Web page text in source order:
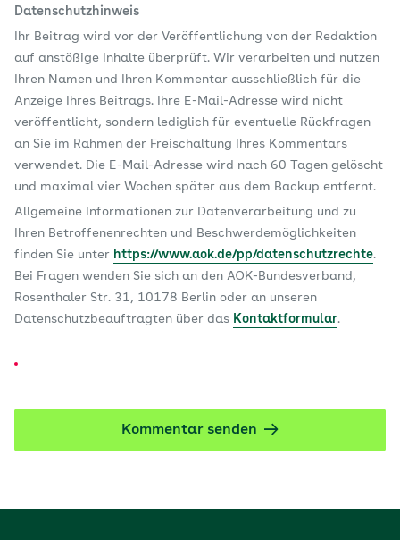
Datenschutzhinweis
Ihr Beitrag wird vor der Veröffentlichung von der Redaktion
auf anstößige Inhalte überprüft. Wir verarbeiten und nutzen
Ihren Namen und Ihren Kommentar ausschließlich für die
Anzeige Ihres Beitrags. Ihre E-Mail-Adresse wird nicht
veröffentlicht, sondern lediglich für eventuelle Rückfragen
an Sie im Rahmen der Freischaltung Ihres Kommentars
verwendet. Die E-Mail-Adresse wird nach 60 Tagen gelöscht
und maximal vier Wochen später aus dem Backup entfernt.
Allgemeine Informationen zur Datenverarbeitung und zu
Ihren Betroffenenrechten und Beschwerdemöglichkeiten
finden Sie unter https://www.aok.de/pp/datenschutzrechte.
Bei Fragen wenden Sie sich an den AOK-Bundesverband,
Rosenthaler Str. 31, 10178 Berlin oder an unseren
Datenschutzbeauftragten über das Kontaktformular.
Kommentar senden